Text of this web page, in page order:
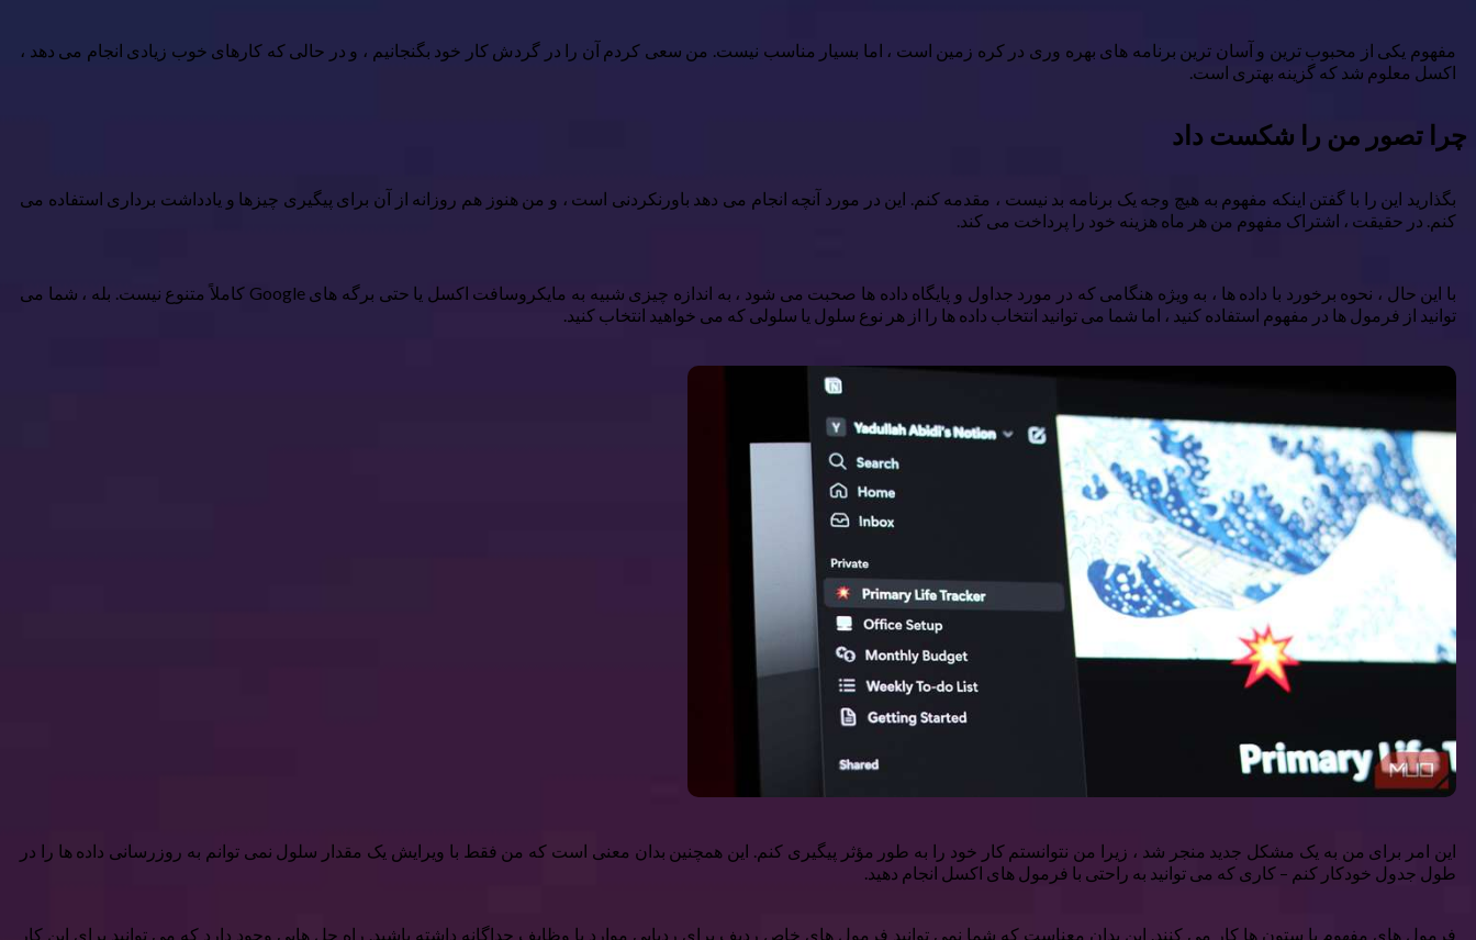
مفهوم یکی از محبوب ترین و آسان ترین برنامه های بهره وری در کره زمین است ، اما بسیار مناسب نیست. من سعی کردم آن را در گردش کار خود بگنجانیم ، و در حالی که کارهای خوب زیادی انجام می دهد ،
اکسل معلوم شد که گزینه بهتری است.
چرا تصور من را شکست داد
بگذارید این را با گفتن اینکه مفهوم به هیچ وجه یک برنامه بد نیست ، مقدمه کنم. این در مورد آنچه انجام می دهد باورنکردنی است ، و من هنوز هم روزانه از آن برای پیگیری چیزها و یادداشت برداری استفاده می
کنم. در حقیقت ، اشتراک مفهوم من هر ماه هزینه خود را پرداخت می کند.
با این حال ، نحوه برخورد با داده ها ، به ویژه هنگامی که در مورد جداول و پایگاه داده ها صحبت می شود ، به اندازه چیزی شبیه به مایکروسافت اکسل یا حتی برگه های Google کاملاً متنوع نیست. بله ، شما می
توانید از فرمول ها در مفهوم استفاده کنید ، اما شما می توانید انتخاب داده ها را از هر نوع سلول یا سلولی که می خواهید انتخاب کنید.
این امر برای من به یک مشکل جدید منجر شد ، زیرا من نتوانستم کار خود را به طور مؤثر پیگیری کنم. این همچنین بدان معنی است که من فقط با ویرایش یک مقدار سلول نمی توانم به روزرسانی داده ها را در
طول جدول خودکار کنم – کاری که می توانید به راحتی با فرمول های اکسل انجام دهید.
فرمول های مفهوم با ستون ها کار می کنند. این بدان معناست که شما نمی توانید فرمول های خاص ردیف برای ردیابی موارد یا وظایف جداگانه داشته باشید. راه حل هایی وجود دارد که می توانید برای این کار